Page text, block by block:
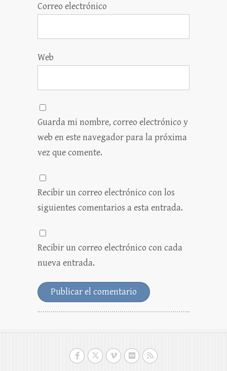
Correo electrónico
Web
Guarda mi nombre, correo electrónico y
web en este navegador para la próxima
vez que comente.
Recibir un correo electrónico con los
siguientes comentarios a esta entrada.
Recibir un correo electrónico con cada
nueva entrada.